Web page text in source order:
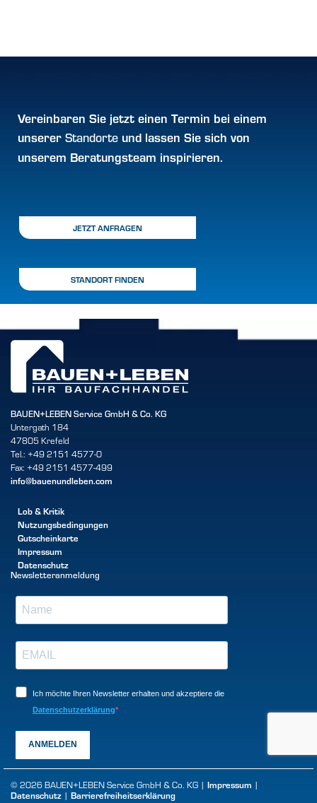
Vereinbaren Sie jetzt einen Termin bei einem
unserer Standorte und lassen Sie sich von
unserem Beratungsteam inspirieren.
JETZT ANFRAGEN
STANDORT FINDEN
BAUEN+LEBEN Service GmbH & Co. KG
Untergath 184
47805 Krefeld
Tel.: +49 2151 4577-0
Fax: +49 2151 4577-499
info@bauenundleben.com
Lob & Kritik
Nutzungsbedingungen
Gutscheinkarte
Impressum
Datenschutz
Newsletteranmeldung
Ich möchte Ihren Newsletter erhalten und akzeptiere die
Datenschutzerklärung
ANMELDEN
© 2026 BAUEN+LEBEN Service GmbH & Co. KG | Impressum |
Datenschutz | Barrierefreiheitserklärung